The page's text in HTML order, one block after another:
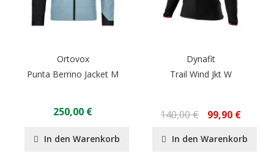
Ortovox
Punta Berrino Jacket M
250,00 €
In den Warenkorb
Dynafit
Trail Wind Jkt W
140,00 € 99,90 €
In den Warenkorb